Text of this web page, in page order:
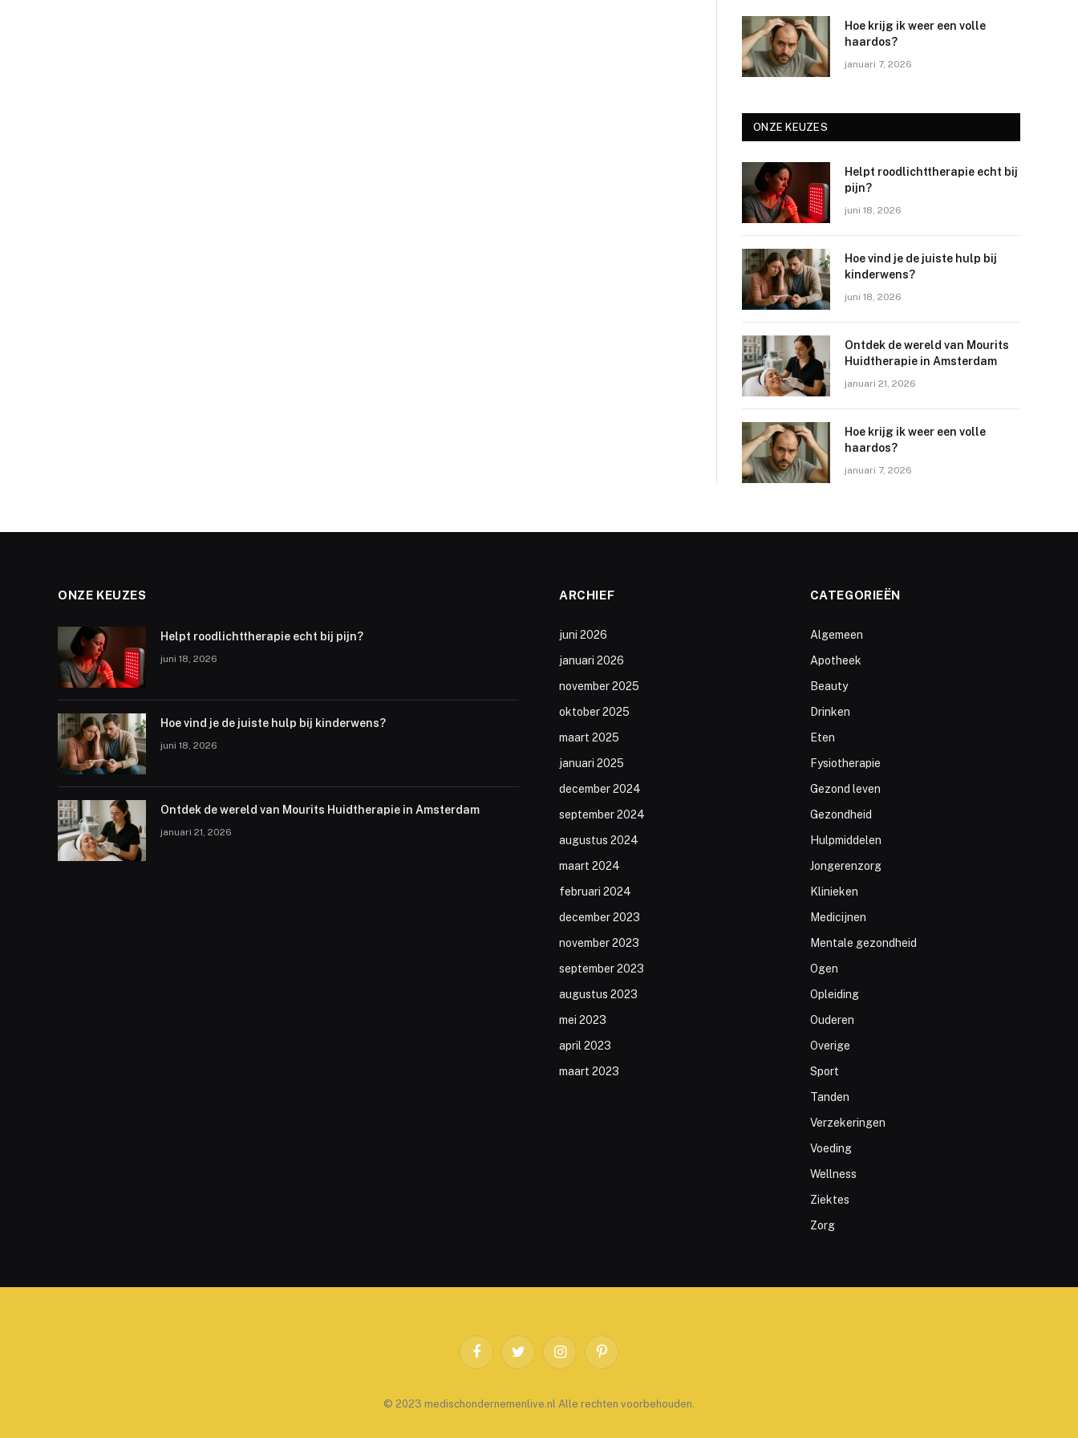
Hoe krijg ik weer een volle
haardos?
januari 7, 2026
ONZE KEUZES
Helpt roodlichttherapie echt bij
pijn?
juni 18, 2026
Hoe vind je de juiste hulp bij
kinderwens?
juni 18, 2026
Ontdek de wereld van Mourits
Huidtherapie in Amsterdam
januari 21, 2026
Hoe krijg ik weer een volle
haardos?
januari 7, 2026
ONZE KEUZES
Helpt roodlichttherapie echt bij pijn?
juni 18, 2026
Hoe vind je de juiste hulp bij kinderwens?
juni 18, 2026
Ontdek de wereld van Mourits Huidtherapie in Amsterdam
januari 21, 2026
ARCHIEF
juni 2026
januari 2026
november 2025
oktober 2025
maart 2025
januari 2025
december 2024
september 2024
augustus 2024
maart 2024
februari 2024
december 2023
november 2023
september 2023
augustus 2023
mei 2023
april 2023
maart 2023
CATEGORIEËN
Algemeen
Apotheek
Beauty
Drinken
Eten
Fysiotherapie
Gezond leven
Gezondheid
Hulpmiddelen
Jongerenzorg
Klinieken
Medicijnen
Mentale gezondheid
Ogen
Opleiding
Ouderen
Overige
Sport
Tanden
Verzekeringen
Voeding
Wellness
Ziektes
Zorg
FacebookTwitter InstagramPinterest
© 2023 medischondernemenlive.nl Alle rechten voorbehouden.